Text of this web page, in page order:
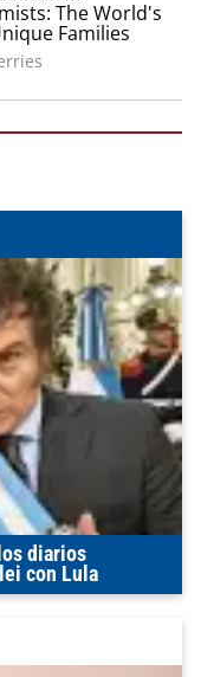
diarios
con Lula